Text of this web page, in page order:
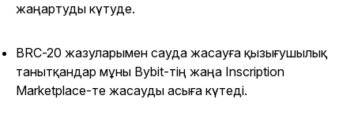
жаңартуды күтуде.
BRC-20 жазуларымен сауда жасауға қызығушылық
танытқандар мұны Bybit-тің жаңа Inscription
Marketplace-те жасауды асыға күтеді.